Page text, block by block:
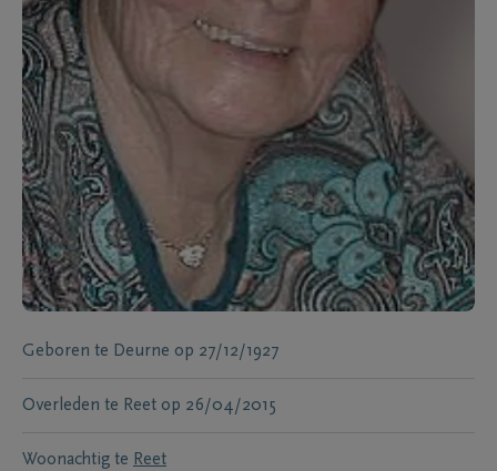
Geboren te Deurne op 27/12/1927
Overleden te Reet op 26/04/2015
Woonachtig te Reet